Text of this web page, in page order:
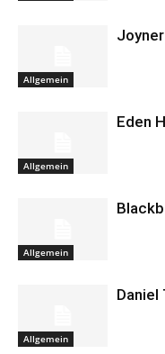
Allgemein
Allgemein
Eden
Allgemein
Allgemein
Daniel